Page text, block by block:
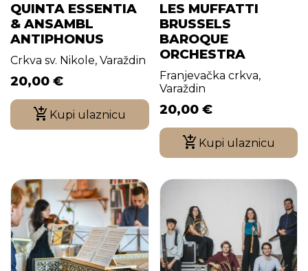
QUINTA ESSENTIA
& ANSAMBL
ANTIPHONUS
Crkva sv. Nikole, Varaždin
20,00 €
Kupi ulaznicu
LES MUFFATTI
BRUSSELS
BAROQUE
ORCHESTRA
Franjevačka crkva,
Varaždin
20,00 €
Kupi ulaznicu